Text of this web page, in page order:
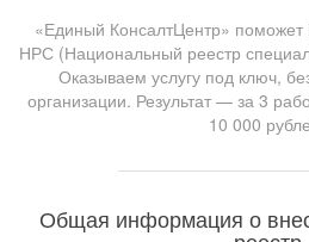
«Единый КонсалтЦентр»
НРС (Национальный реестр
Оказываем услугу под ключ,
организации. Результат — за 3
10 000
Общая информация о